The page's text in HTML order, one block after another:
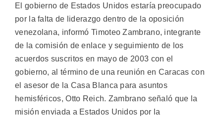
El gobierno de Estados Unidos estaría preocupado
por la falta de liderazgo dentro de la oposición
venezolana, informó Timoteo Zambrano, integrante
de la comisión de enlace y seguimiento de los
acuerdos suscritos en mayo de 2003 con el
gobierno, al término de una reunión en Caracas con
el asesor de la Casa Blanca para asuntos
hemisféricos, Otto Reich. Zambrano señaló que la
misión enviada a Estados Unidos por la